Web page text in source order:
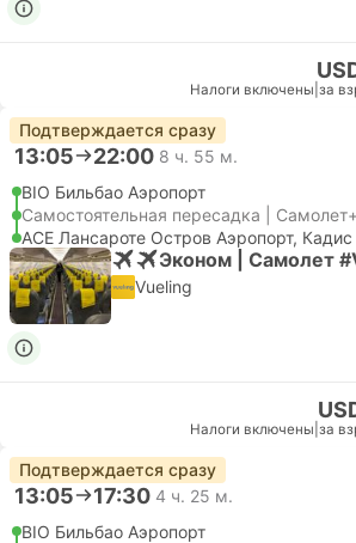
Налоги включены за
Подтверждается сразу
13:05 22:00 8 ч. 55 м.
BIO Бильбао Аэропорт
Самостоятельная пересадка |
ACE Лансароте Остров Аэропорт, Кадис
Эконом | Самолет
Vueling
Налоги включены за
Подтверждается сразу
13:05 17:30 4 ч. 25 м.
BIO Бильбао Аэропорт